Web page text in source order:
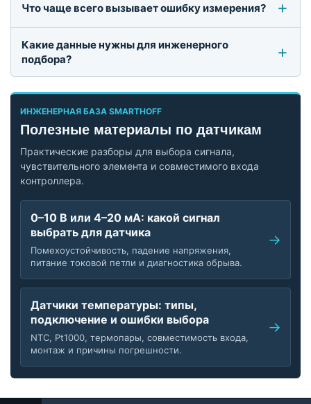
Что чаще всего вызывает ошибку измерения?
Какие данные нужны для инженерного
подбора?
ИНЖЕНЕРНАЯ БАЗА SMARTHOFF
Полезные материалы по датчикам
Практические разборы для выбора сигнала,
чувствительного элемента и совместимого входа
контроллера.
0–10 В или 4–20 мА: какой сигнал
выбрать для датчика
Помехоустойчивость, падение напряжения,
питание токовой петли и диагностика обрыва.
Датчики температуры: типы,
подключение и ошибки выбора
NTC, Pt1000, термопары, совместимость входа,
монтаж и причины погрешности.